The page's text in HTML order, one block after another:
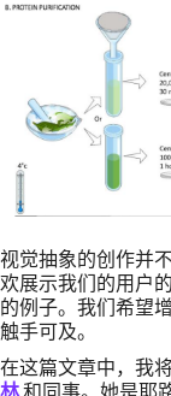
视觉抽象的创作并
欢展示我们的用户
的例子。我们希望
触手可及。
在这篇文章中，我
林和同事。她是耶